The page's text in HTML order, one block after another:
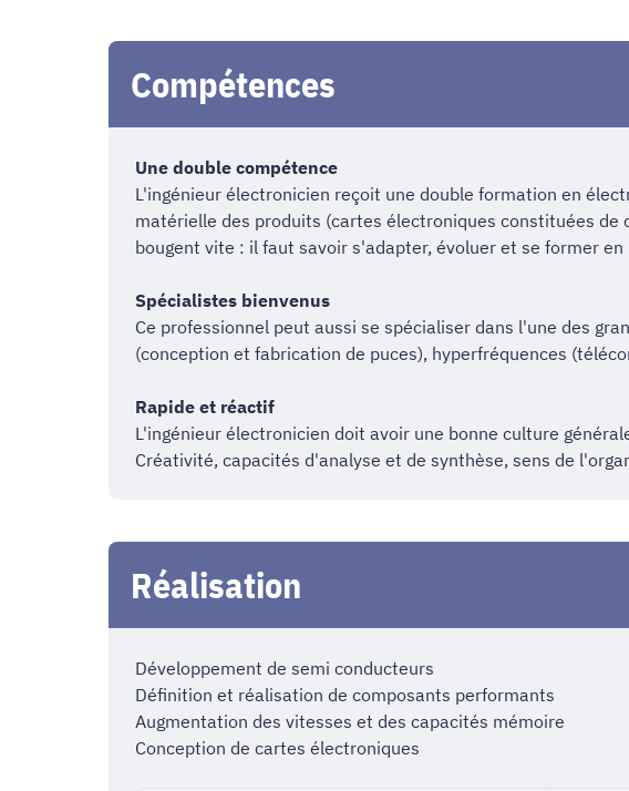
Compétences
Une double compétence
L'ingénieur électronicien reçoit une double formation en
matérielle des produits (cartes électroniques constituées
bougent vite : il faut savoir s'adapter, évoluer et se former en
Spécialistes bienvenus
Ce professionnel peut aussi se spécialiser dans l'une des
(conception et fabrication de puces), hyperfréquences
Rapide et réactif
L'ingénieur électronicien doit avoir une bonne culture
Créativité, capacités d'analyse et de synthèse, sens de
Réalisation
Développement de semi conducteurs
Définition et réalisation de composants performants
Augmentation des vitesses et des capacités mémoire
Conception de cartes électroniques